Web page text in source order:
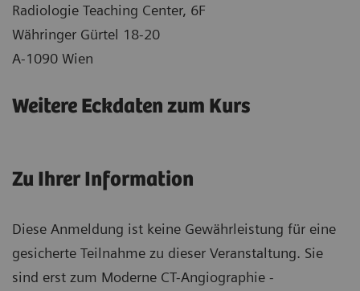
Radiologie Teaching Center, 6F
Währinger Gürtel 18-20
A-1090 Wien
Weitere Eckdaten zum Kurs
Zu Ihrer Information
Diese Anmeldung ist keine Gewährleistung für eine
gesicherte Teilnahme zu dieser Veranstaltung. Sie
sind erst zum Moderne CT-Angiographie -